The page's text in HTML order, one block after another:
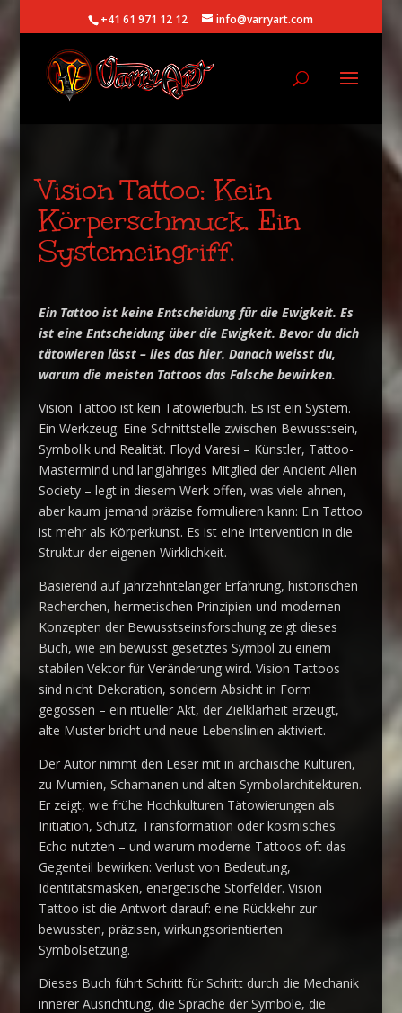
+41 61 971 12 12 info@varryart.com
Vision Tattoo: Kein
Körperschmuck. Ein
Systemeingriff.
Ein Tattoo ist keine Entscheidung für die Ewigkeit. Es
ist eine Entscheidung über die Ewigkeit. Bevor du dich
tätowieren lässt – lies das hier. Danach weisst du,
warum die meisten Tattoos das Falsche bewirken.
Vision Tattoo ist kein Tätowierbuch. Es ist ein System.
Ein Werkzeug. Eine Schnittstelle zwischen Bewusstsein,
Symbolik und Realität. Floyd Varesi – Künstler, Tattoo-
Mastermind und langjähriges Mitglied der Ancient Alien
Society – legt in diesem Werk offen, was viele ahnen,
aber kaum jemand präzise formulieren kann: Ein Tattoo
ist mehr als Körperkunst. Es ist eine Intervention in die
Struktur der eigenen Wirklichkeit.
Basierend auf jahrzehntelanger Erfahrung, historischen
Recherchen, hermetischen Prinzipien und modernen
Konzepten der Bewusstseinsforschung zeigt dieses
Buch, wie ein bewusst gesetztes Symbol zu einem
stabilen Vektor für Veränderung wird. Vision Tattoos
sind nicht Dekoration, sondern Absicht in Form
gegossen – ein ritueller Akt, der Zielklarheit erzeugt,
alte Muster bricht und neue Lebenslinien aktiviert.
Der Autor nimmt den Leser mit in archaische Kulturen,
zu Mumien, Schamanen und alten Symbolarchitekturen.
Er zeigt, wie frühe Hochkulturen Tätowierungen als
Initiation, Schutz, Transformation oder kosmisches
Echo nutzten – und warum moderne Tattoos oft das
Gegenteil bewirken: Verlust von Bedeutung,
Identitätsmasken, energetische Störfelder. Vision
Tattoo ist die Antwort darauf: eine Rückkehr zur
bewussten, präzisen, wirkungsorientierten
Symbolsetzung.
Dieses Buch führt Schritt für Schritt durch die Mechanik
innerer Ausrichtung, die Sprache der Symbole, die